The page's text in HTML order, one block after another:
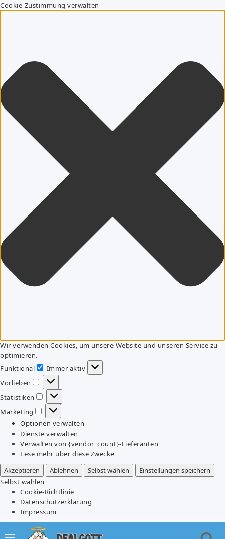
Cookie-Zustimmung verwalten
Wir verwenden Cookies, um unsere Website und unseren Service zu
optimieren.
Funktional
Funktional
Immer aktiv
Vorlieben
Vorlieben
Statistiken
Statistiken
Marketing
Marketing
Optionen verwalten
Dienste verwalten
Verwalten von {vendor_count}-Lieferanten
Lese mehr über diese Zwecke
Akzeptieren
Ablehnen Selbst wählen
Einstellungen speichern
Selbst wählen
Cookie-Richtlinie
Datenschutzerklärung
Impressum